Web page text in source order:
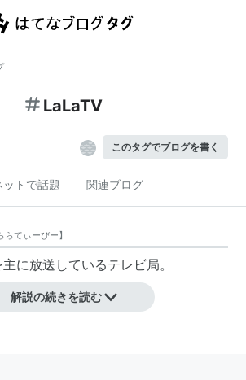
LaLaTV
このタグでブログを書く
ットで話題 関連ブログ
らてぃーびー】
に放送しているテレビ局。
解説の続きを読む